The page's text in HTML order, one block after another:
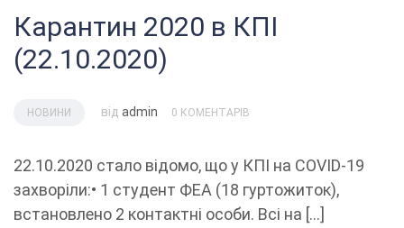
Карантин 2020 в КПІ
(22.10.2020)
НОВИНИ від admin 0 КОМЕНТАРІВ
22.10.2020 стало відомо, що у КПІ на COVID-19
захворіли:• 1 студент ФЕА (18 гуртожиток),
встановлено 2 контактні особи. Всі на […]